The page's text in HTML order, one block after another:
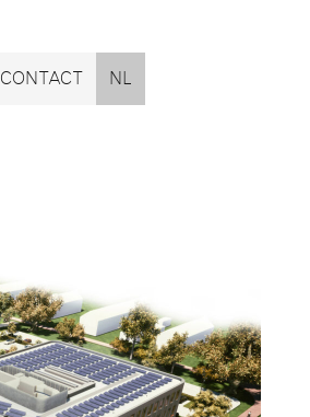
CONTACT NL